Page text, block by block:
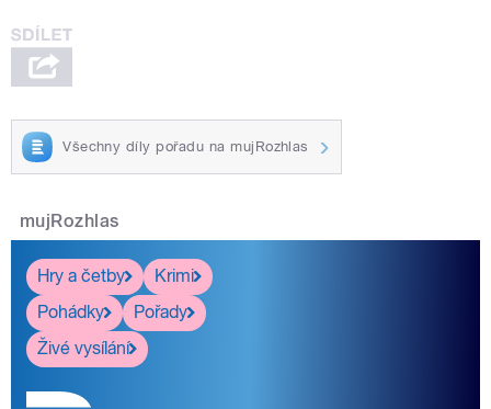
Všechny díly pořadu na mujRozhlas
mujRozhlas
Hry a četby
Krimi
Pohádky
Pořady
Živé vysílání